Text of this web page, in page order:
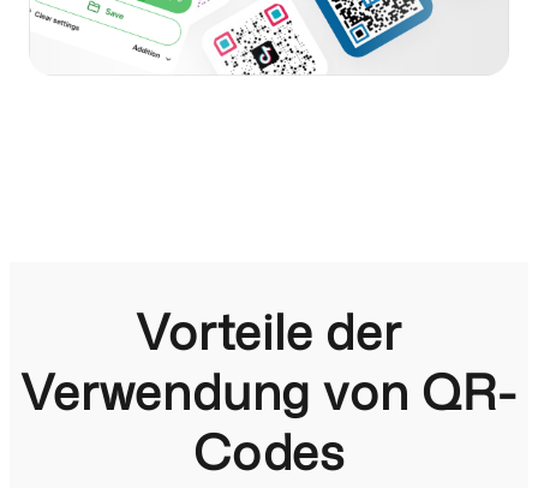
Vorteile der
Verwendung von QR-
Codes